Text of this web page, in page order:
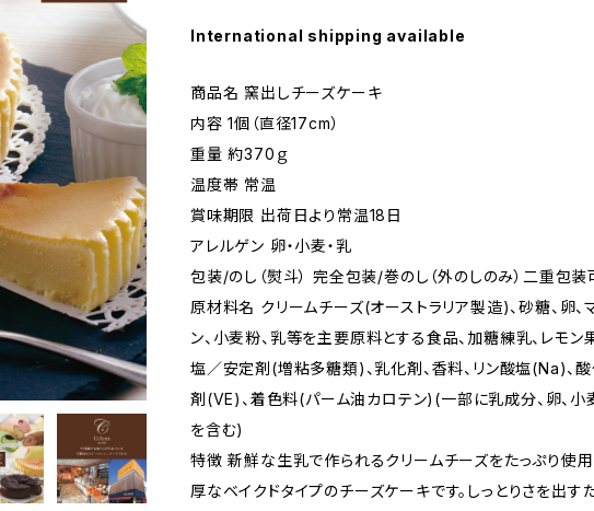
International shipping available
商品名 窯出しチーズケーキ
内容 1個（直径17cm）
重量 約370ｇ
温度帯 常温
賞味期限 出荷日より常温18日
アレルゲン 卵・小麦・乳
包装/のし（熨斗） 完全包装/巻のし（外のしのみ）二重包装
原材料名 クリームチーズ(オーストラリア製造)、砂糖、卵、
ン、小麦粉、乳等を主要原料とする食品、加糖練乳、レモン
塩／安定剤(増粘多糖類)、乳化剤、香料、リン酸塩(Na)、
剤(VE)、着色料(パーム油カロテン)(一部に乳成分、卵、小
を含む)
特徴 新鮮な生乳で作られるクリームチーズをたっぷり使用
厚なベイクドタイプのチーズケーキです。しっとりさを出す